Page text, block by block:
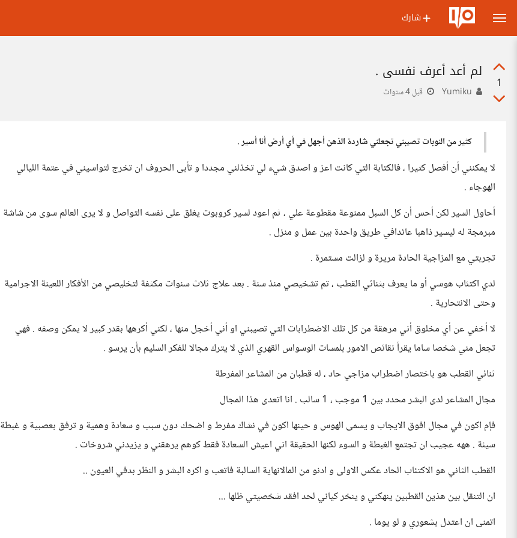
شارك
1
لم أعد أعرف نفسي .
قبل 4 سنوات
كثير من النوبات تصيبني تجعلني شاردة الذهن أجهل في أي أرض أنا أسير .
لا يمكنني أن أفصل كثيرا ، فالكتابة التي كانت اعز و اصدق شيء لي تخذلني مجددا و تأبى الحروف ان تخرج لتواسيني في عتمة الليالي
الهوجاء .
أحاول السير لكن أحس أن كل السبل ممنوعة مقطوعة علي ، ثم اعود لسير كروبوت يغلق على نفسه التواصل و لا يرى العالم سوى من شاشة
مبرمجة له ليسير ذاهبا عائدافي طريق واحدة بين عمل و منزل .
تجربتي مع المزاجية الحادة مريرة و لزالت مستمرة .
لدي اكتئاب هوسي أو ما يعرف بثنائي القطب ، تم تشخيصي منذ سنة . بعد علاج ثلاث سنوات مكثفة لتخليصي من الأفكار اللعينة الاجرامية
وحتى الانتحارية .
لا أخفي عن أي مخلوق أني مرهقة من كل تلك الاضطرابات التي تصيبني او أني أخجل منها ، لكني أكرهها بقدر كبير لا يمكن وصفه . فهي
تجعل مني شخصا ساما يقرأ نقائص الامور بلمسات الوسواس القهري الذي لا يترك مجالا للفكر السليم بأن يرسو .
ثنائي القطب هو باختصار اضطراب مزاجي حاد ، له قطبان من المشاعر المفرطة
مجال المشاعر لدى البشر محدد بين 1 موجب ، 1 سالب . انا اتعدى هذا المجال
فإم اكون في مجال افوق الايجاب و يسمى الهوس و حينها اكون في نشاك مفرط و اضحك دون سبب و سعادة وهمية و ترفق بعصبية و غبطة
سيئة . ههه عجيب ان تجتمع الغبطة و السوء لكنها الحقيقة اني اعيش السعادة فقط كوهم يرهقني و يزيدني شروخات .
القطب الثاني هو الاكتئاب الحاد عكس الاولى و ادنو من المالانهاية السالبة فاتعب و اكره البشر و النظر بدفي العيون ..
ان التنقل بين هذين القطبين ينهكني و ينخر كياني لحد افقد شخصيتي ظلها ...
اتمنى ان اعتدل بشعوري و لو يوما .